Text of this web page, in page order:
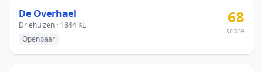
De Overhael
Driehuizen · 1844 KL
Openbaar
68
score